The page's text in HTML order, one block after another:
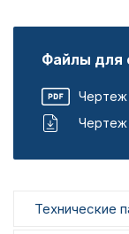
Файлы для
Чертеж
Чертеж
Технические